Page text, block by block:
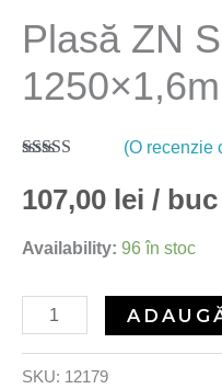
Plasă ZN
5.00din 5 pe
baza unei
evaluări
(O recenzie
107,00 lei / buc
Availability: 96 în stoc
20
ml
SKU: 12179